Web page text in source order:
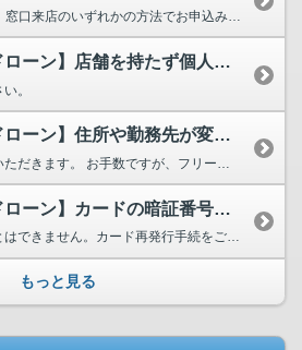
Web申込み、電話申込み、窓口来店のいずれかの方法でお申込みいただけます。 ...
【スルガ銀行カードローン】店舗を持たず個人事業をしていますが勤務先住所はど...
。
【スルガ銀行カードローン】住所や勤務先が変わりました。
変更手続をご案内させていただきます。 お手数ですが、フリーダイヤル0120-550-...
【スルガ銀行カードローン】カードの暗証番号を忘れてしましました。
暗証番号をお調べすることはできません。カード再発行手続をご案内させていただきます。お手数ですが...
もっと見る